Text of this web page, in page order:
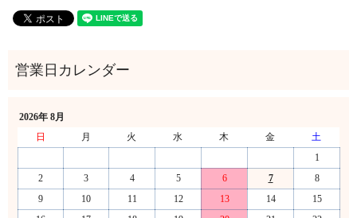
2026年 8月
日
月 火 水 木 金
土
1
2
3 4 5 6 7
8
9
10 11 12 13 14
15